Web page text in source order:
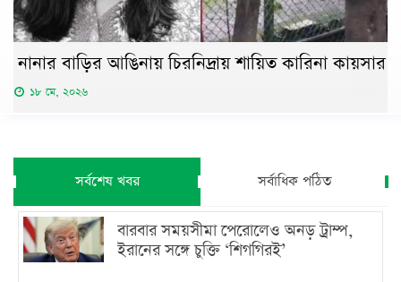
নানার বাড়ির আঙিনায় চিরনিদ্রায় শায়িত কারিনা কায়সার
১৮ মে, ২০২৬
সর্বশেষ খবর সর্বাধিক পঠিত
বারবার সময়সীমা পেরোলেও অনড় ট্রাম্প,
ইরানের সঙ্গে চুক্তি ‘শিগগিরই’